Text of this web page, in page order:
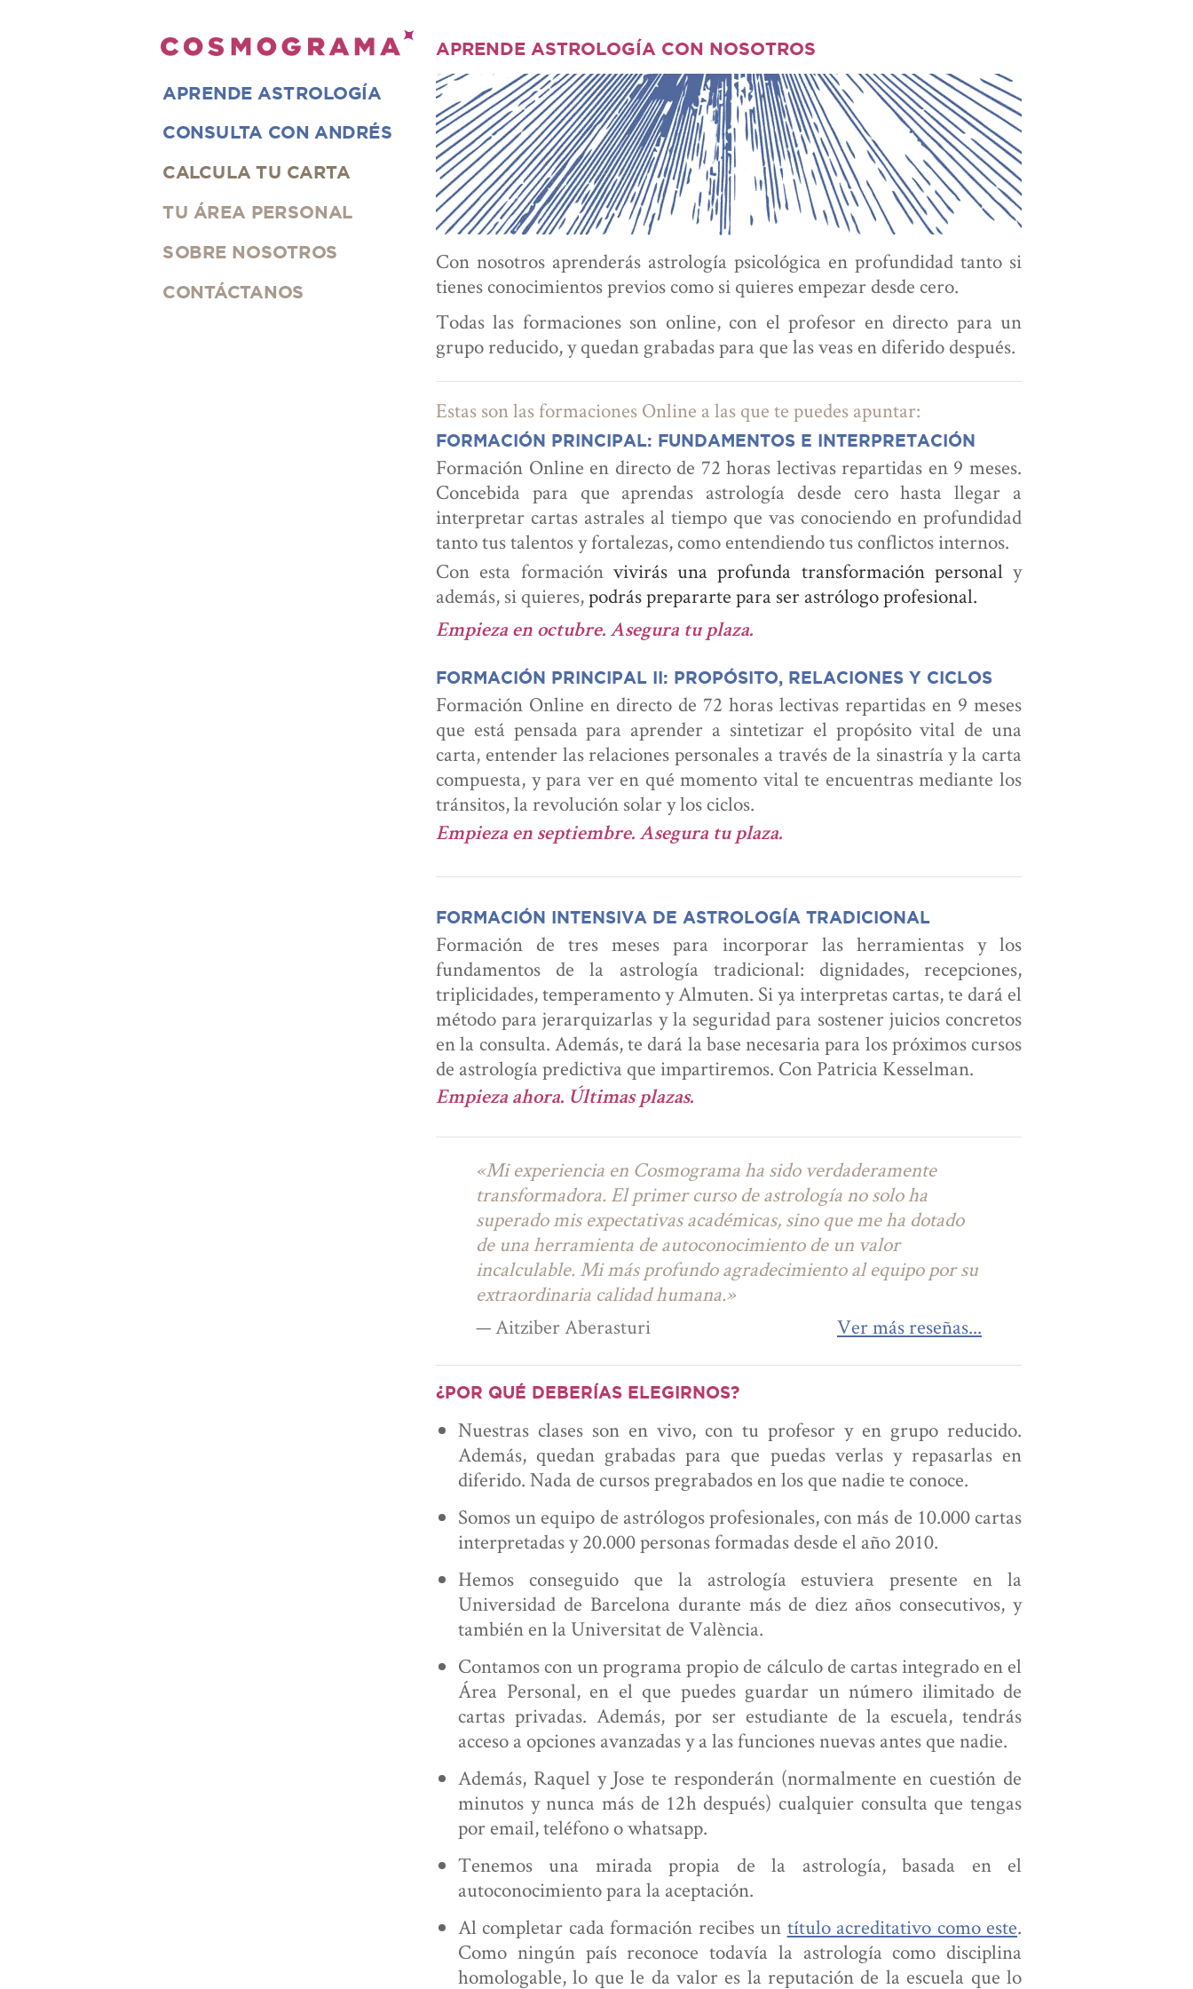
APRENDE ASTROLOGÍA
CONSULTA CON ANDRÉS
CALCULA TU CARTA
TU ÁREA PERSONAL
SOBRE NOSOTROS
CONTÁCTANOS
APRENDE ASTROLOGÍA CON NOSOTROS
Con nosotros aprenderás astrología psicológica en profundidad tanto si
tienes conocimientos previos como si quieres empezar desde cero.
Todas las formaciones son online, con el profesor en directo para un
grupo reducido, y quedan grabadas para que las veas en diferido después.
Estas son las formaciones Online a las que te puedes apuntar:
FORMACIÓN PRINCIPAL: FUNDAMENTOS E INTERPRETACIÓN
Formación Online en directo de 72 horas lectivas repartidas en 9 meses.
Concebida para que aprendas astrología desde cero hasta llegar a
interpretar cartas astrales al tiempo que vas conociendo en profundidad
tanto tus talentos y fortalezas, como entendiendo tus conflictos internos.
Con esta formación vivirás una profunda transformación personaly
además, si quieres,podrás prepararte para ser astrólogo profesional.
Empieza en octubre. Asegura tu plaza.
FORMACIÓN PRINCIPAL II: PROPÓSITO, RELACIONES Y CICLOS
Formación Online en directo de 72 horas lectivas repartidas en 9 meses
que está pensada para aprender a sintetizar el propósito vital de una
carta, entender las relaciones personales a través de la sinastría y la carta
compuesta, y para ver en qué momento vital te encuentras mediante los
tránsitos, la revolución solar y los ciclos.
Empieza en septiembre. Asegura tu plaza.
FORMACIÓN INTENSIVA DE ASTROLOGÍA TRADICIONAL
Formación de tres meses para incorporar las herramientas y los
fundamentos de la astrología tradicional: dignidades, recepciones,
triplicidades, temperamento y Almuten. Si ya interpretas cartas, te dará el
método para jerarquizarlas y la seguridad para sostener juicios concretos
en la consulta. Además, te dará la base necesaria para los próximos cursos
de astrología predictiva que impartiremos. Con Patricia Kesselman.
Empieza ahora. Últimas plazas.
«Mi experiencia en Cosmograma ha sido verdaderamente
transformadora. El primer curso de astrología no solo ha
superado mis expectativas académicas, sino que me ha dotado
de una herramienta de autoconocimiento de un valor
incalculable. Mi más profundo agradecimiento al equipo por su
extraordinaria calidad humana.»
— Aitziber Aberasturi
Ver más reseñas...
¿POR QUÉ DEBERÍAS ELEGIRNOS?
Nuestras clases son en vivo, con tu profesor y en grupo reducido.
Además, quedan grabadas para que puedas verlas y repasarlas en
diferido. Nada de cursos pregrabados en los que nadie te conoce.
Somos un equipo de astrólogos profesionales, con más de 10.000 cartas
interpretadas y 20.000 personas formadas desde el año 2010.
Hemos conseguido que la astrología estuviera presente en la
Universidad de Barcelona durante más de diez años consecutivos, y
también en la Universitat de València.
Contamos con un programa propio de cálculo de cartas integrado en el
Área Personal, en el que puedes guardar un número ilimitado de
cartas privadas. Además, por ser estudiante de la escuela, tendrás
acceso a opciones avanzadas y a las funciones nuevas antes que nadie.
Además, Raquel y Jose te responderán (normalmente en cuestión de
minutos y nunca más de 12h después) cualquier consulta que tengas
por email, teléfono o whatsapp.
Tenemos una mirada propia de la astrología, basada en el
autoconocimiento para la aceptación.
Al completar cada formación recibes un título acreditativo como este.
Como ningún país reconoce todavía la astrología como disciplina
homologable, lo que le da valor es la reputación de la escuela que lo